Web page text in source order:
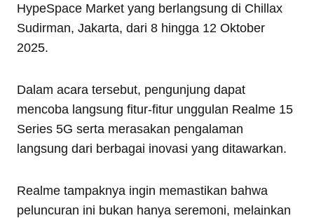
HypeSpace Market yang berlangsung di Chillax
Sudirman, Jakarta, dari 8 hingga 12 Oktober
2025.
Dalam acara tersebut, pengunjung dapat
mencoba langsung fitur-fitur unggulan Realme 15
Series 5G serta merasakan pengalaman
langsung dari berbagai inovasi yang ditawarkan.
Realme tampaknya ingin memastikan bahwa
peluncuran ini bukan hanya seremoni, melainkan